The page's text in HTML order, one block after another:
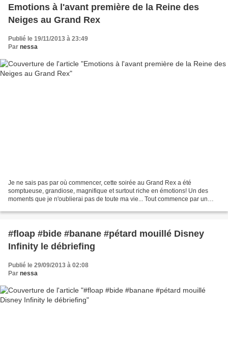
Emotions à l'avant première de la Reine des
Neiges au Grand Rex
Publié le 19/11/2013 à 23:49
Par nessa
Je ne sais pas par où commencer, cette soirée au Grand Rex a été
somptueuse, grandiose, magnifique et surtout riche en émotions! Un des
moments que je n'oublierai pas de toute ma vie... Tout commence par un
#floap #bide #banane #pétard mouillé Disney
Infinity le débriefing
Publié le 29/09/2013 à 02:08
Par nessa